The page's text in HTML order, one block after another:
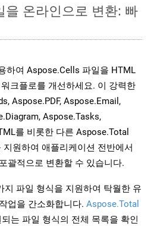
을 온라인으로 변환: 빠
하여 Aspose.Cells 파일을 HTML
크플로를 개선하세요. 이 강력한
Aspose.PDF, Aspose.Email,
Aspose.Tasks,
를 비롯한 다른 Aspose.Total
원하여 애플리케이션 전반에서
괄적으로 변환할 수 있습니다.
지 파일 형식을 지원하여 탁월한 유
업을 간소화합니다. Aspose.Total
는 파일 형식의 전체 목록을 확인